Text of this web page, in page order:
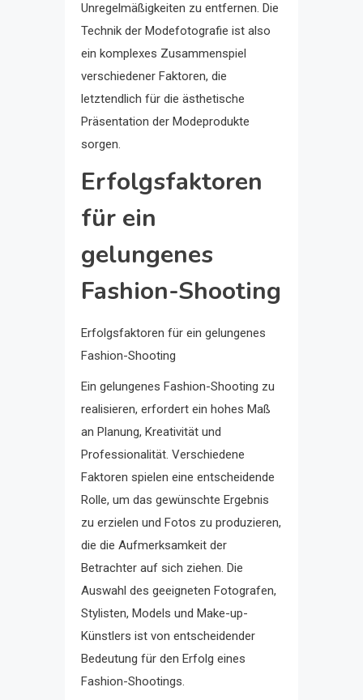
Unregelmäßigkeiten zu entfernen. Die
Technik der Modefotografie ist also
ein komplexes Zusammenspiel
verschiedener Faktoren, die
letztendlich für die ästhetische
Präsentation der Modeprodukte
sorgen.
Erfolgsfaktoren
für ein
gelungenes
Fashion-Shooting
Erfolgsfaktoren für ein gelungenes
Fashion-Shooting
Ein gelungenes Fashion-Shooting zu
realisieren, erfordert ein hohes Maß
an Planung, Kreativität und
Professionalität. Verschiedene
Faktoren spielen eine entscheidende
Rolle, um das gewünschte Ergebnis
zu erzielen und Fotos zu produzieren,
die die Aufmerksamkeit der
Betrachter auf sich ziehen. Die
Auswahl des geeigneten Fotografen,
Stylisten, Models und Make-up-
Künstlers ist von entscheidender
Bedeutung für den Erfolg eines
Fashion-Shootings.